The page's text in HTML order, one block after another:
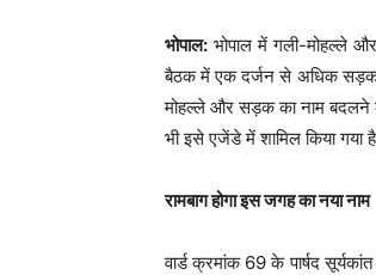
भोपाल: भोपाल में गली-मोहल्ले
बैठक में एक दर्जन से अधिक सड़क,
मोहल्ले और सड़क का नाम बदलने
भी इसे एजेंडे में शामिल किया गया
रामबाग होगा इस जगह का नया नाम
वार्ड क्रमांक 69 के पार्षद